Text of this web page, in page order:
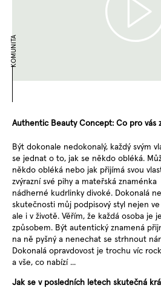
KOMUNITA
Authentic Beauty Concept: Co pro vás
Být dokonale nedokonalý, každý svým
se jednat o to, jak se někdo obléká.
někdo obléká nebo jak přijímá svou
zvýrazní své pihy a mateřská
nádherné kudrlinky divoké. Dokonalá
skutečnosti můj podpisový styl nejen
ale i v životě. Věřím, že každá osoba je
způsobem. Být autentický znamená
na ně pyšný a nenechat se strhnout
Dokonalá opravdovost je trochu víc
a vše, co nabízí ...
Jak se v posledních letech skutečná